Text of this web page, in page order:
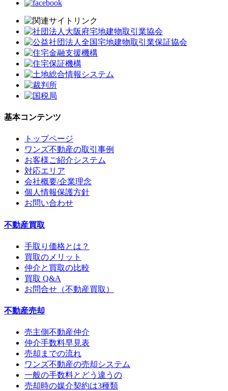
基本コンテンツ
トップページ
ワンズ不動産の取引事例
お客様ご紹介システム
対応エリア
会社概要/企業理念
個人情報保護方針
お問い合わせ
不動産買取
手取り価格とは？
買取のメリット
仲介と買取の比較
買取 Q&A
お問合せ（不動産買取）
不動産売却
売主側不動産仲介
仲介手数料早見表
売却までの流れ
ワンズ不動産の売却システム
一般の手数料とどう違うの
売却時の媒介契約は3種類